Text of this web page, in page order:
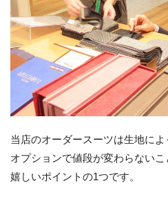
当店のオーダースーツは生地によ
オプションで値段が変わらないこ
嬉しいポイントの1つです。